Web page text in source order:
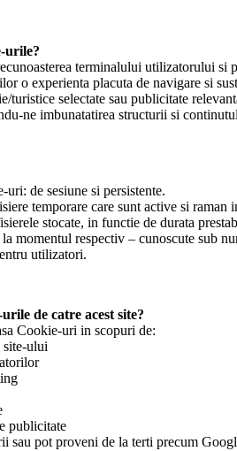
urile?
terminalului utilizatorului
o experienta placuta de navigare si
turistice selectate sau publicitate
ne imbunatatirea structurii si
de sesiune si persistente.
temporare care sunt active si
stocate, in functie de durata
momentul respectiv – cunoscute sub
utilizatori.
de catre acest site?
Cookie-uri in scopuri de:
site-ului
publicitate
pot proveni de la terti precum